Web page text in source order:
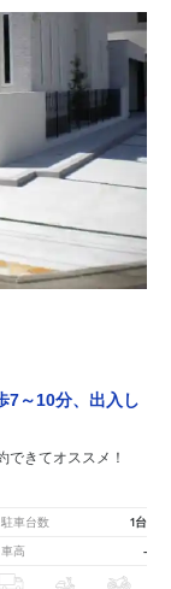
7～10分、出入し
できてオススメ！
駐車台数 1台
車高 -